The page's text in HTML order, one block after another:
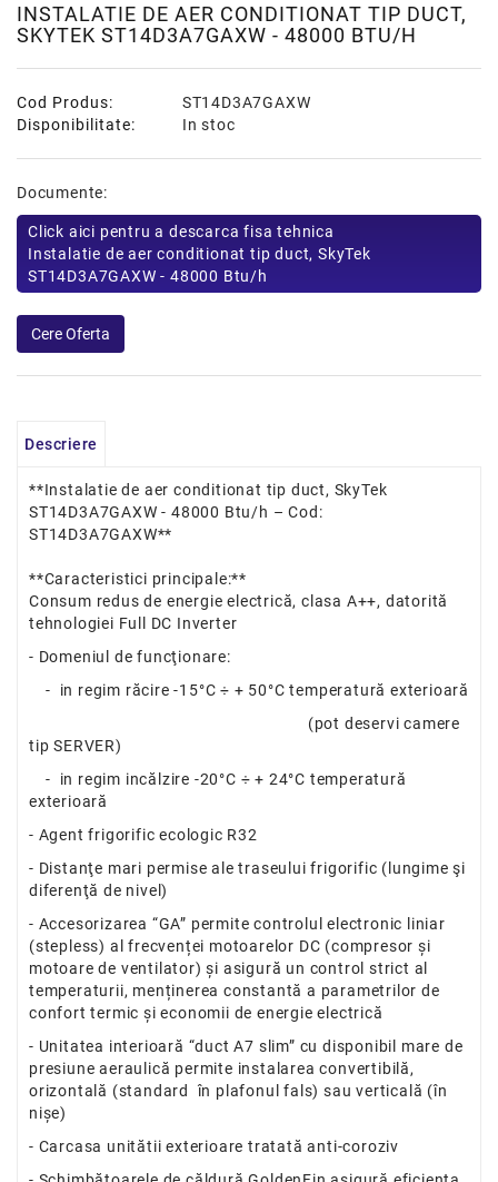
INSTALATIE DE AER CONDITIONAT TIP DUCT,
SKYTEK ST14D3A7GAXW - 48000 BTU/H
Cod Produs:
ST14D3A7GAXW
Disponibilitate:
In stoc
Documente:
Click aici pentru a descarca fisa tehnica
Instalatie de aer conditionat tip duct, SkyTek
ST14D3A7GAXW - 48000 Btu/h
Descriere
**Instalatie de aer conditionat tip duct, SkyTek
ST14D3A7GAXW - 48000 Btu/h – Cod:
ST14D3A7GAXW**
**Caracteristici principale:**
Consum redus de energie electrică, clasa A++, datorită
tehnologiei Full DC Inverter
- Domeniul de funcţionare:
- in regim răcire -15°C ÷ + 50°C temperatură exterioară
(pot deservi camere
tip SERVER)
- in regim incălzire -20°C ÷ + 24°C temperatură
exterioară
- Agent frigorific ecologic R32
- Distanţe mari permise ale traseului frigorific (lungime şi
diferenţă de nivel)
- Accesorizarea “GA” permite controlul electronic liniar
(stepless) al frecvenței motoarelor DC (compresor și
motoare de ventilator) și asigură un control strict al
temperaturii, menținerea constantă a parametrilor de
confort termic și economii de energie electrică
- Unitatea interioară “duct A7 slim” cu disponibil mare de
presiune aeraulică permite instalarea convertibilă,
orizontală (standard în plafonul fals) sau verticală (în
nișe)
- Carcasa unitătii exterioare tratată anti-coroziv